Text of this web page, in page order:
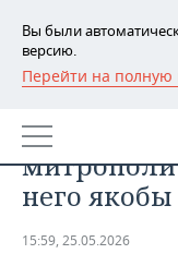
Вы были
версию.
Перейти на полную
РЕГИОНЫ
БАШКОРТОСТАН
ТАТАРСТАН
НОВОСТИ
АНАЛИТИКА
В Чехии
него
15:59, 25.05.2026